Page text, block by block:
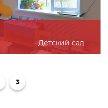
Детский сад.
3